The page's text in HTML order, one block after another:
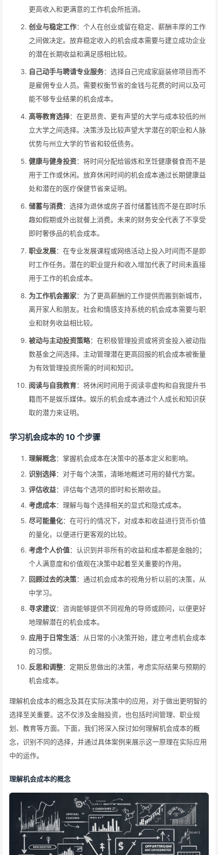
更高收入和更满意的工作机会所抵消。
创业与稳定工作：个人在创业或留在稳定、薪酬丰厚的工作
之间做决定。放弃稳定收入的机会成本需要与建立成功企业
的潜在长期收益和满足感相比较。
自己动手与聘请专业服务：选择自己完成家庭装修项目而不
是雇佣专业人员。需要权衡节省的金钱与花费的时间以及可
能不够专业结果的机会成本。
高等教育选择：在更昂贵、更有声望的大学与成本较低的州
立大学之间选择。决策涉及比较声望大学潜在的职业和人脉
优势与州立大学的节省和较低债务。
健康与健身投资：将时间分配给锻炼和烹饪健康餐食而不是
用于工作或休闲。放弃休闲时间的机会成本通过长期健康益
处和潜在的医疗保健节省来证明。
储蓄与消费：选择为退休或房子首付储蓄钱而不是在即时乐
趣如假期或外出就餐上消费。未来的财务安全代表了不享受
即时奢侈品的机会成本。
职业发展：在专业发展课程或网络活动上投入时间而不是即
时工作任务。潜在的职业提升和收入增加代表了时间未直接
用于工作的机会成本。
为工作机会搬家：为了更高薪酬的工作提供而搬到新城市，
离开家人和朋友。社会和情感支持系统的机会成本需要与职
业和财务收益相比较。
被动与主动投资策略：在积极管理投资或将资金投入被动指
数基金之间选择。主动管理潜在更高回报的机会成本被衡量
为有效管理投资所需的时间和知识。
阅读与自我教育：将休闲时间用于阅读非虚构和自我提升书
籍而不是娱乐媒体。娱乐的机会成本通过个人成长和知识获
取的潜力来证明。
学习机会成本的 10 个步骤
理解概念：掌握机会成本在决策中的基本定义和影响。
识别选择：对于每个决策，清晰地概述可用的替代方案。
评估收益：评估每个选项的即时和长期收益。
考虑成本：理解与每个选择相关的显式和隐式成本。
尽可能量化：在可行的情况下，对成本和收益进行货币价值
的量化，以便进行更客观的比较。
考虑个人价值：认识到并非所有的收益和成本都是金融的；
个人满意度和价值观在决策中起着至关重要的作用。
回顾过去的决策：通过机会成本的视角分析以前的决策，从
中学习。
寻求建议：咨询能够提供不同视角的导师或顾问，以便更好
地理解潜在的机会成本。
应用于日常生活：从日常的小决策开始，建立考虑机会成本
的习惯。
反思和调整：定期反思做出的决策，考虑实际结果与预期的
机会成本。
理解机会成本的概念及其在实际决策中的应用，对于做出更明智的
选择至关重要。这不仅涉及金融投资，也包括时间管理、职业规
划、教育等方面。下面，我们将深入探讨如何理解机会成本的概
念，识别不同的选择，并通过具体案例来展示这一原理在实际应用
中的运作。
理解机会成本的概念